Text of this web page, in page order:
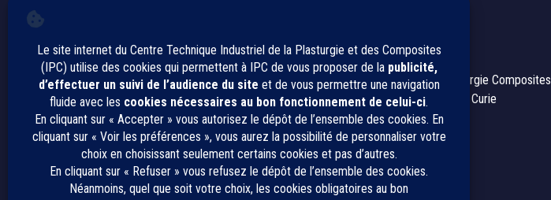
Espace Presse
Recrutement
Avis de marchés publics
Charte fournisseurs
CONTACT
IPC, Innovation Plasturgie Composites
2, rue Pierre et Marie Curie
01100 Bellignat